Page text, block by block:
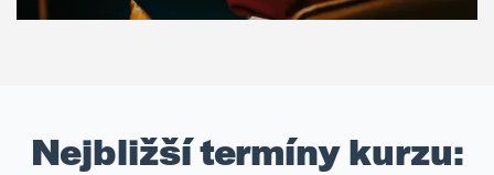
Nejbližší termíny kurzu: